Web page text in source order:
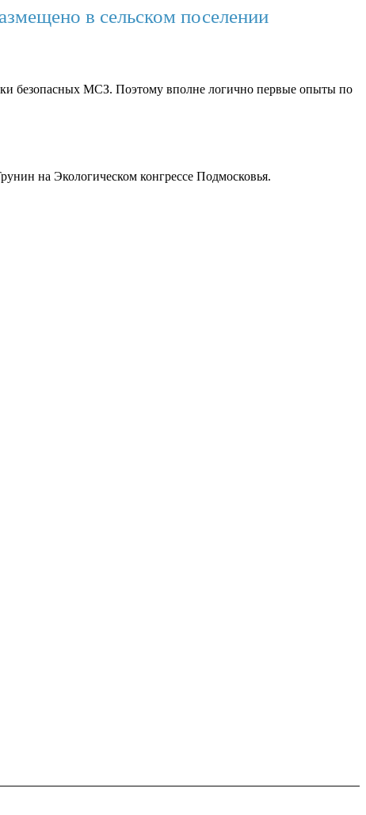
в сельском поселении
безопасных МСЗ. Поэтому вполне логично первые опыты по
на Экологическом конгрессе Подмосковья.